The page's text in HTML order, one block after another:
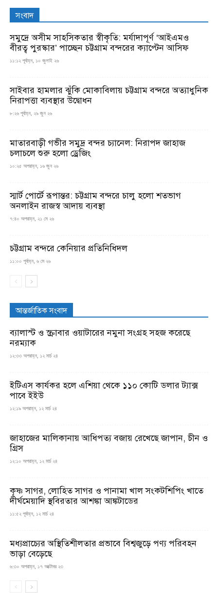
সংবাদ
সমুদ্রে অসীম সাহসিকতার স্বীকৃতি: মর্যাদাপূর্ণ ‘আইএমও
বীরত্ব পুরস্কার’ পাচ্ছেন চট্টগ্রাম বন্দরের ক্যাপ্টেন আসিফ
১১:১২ পূর্বাহ্ন, ১০ জুলাই ২৬
সাইবার হামলার ঝুঁকি মোকাবিলায় চট্টগ্রাম বন্দরে অত্যাধুনিক
নিরাপত্তা ব্যবস্থার উদ্বোধন
৮:২৬ পূর্বাহ্ন, ২৯ জুন ২৬
মাতারবাড়ী গভীর সমুদ্র বন্দর চ্যানেল: নিরাপদ জাহাজ
চলাচলে শুরু হলো ড্রেজিং
১০:২৫ অপরাহ্ন, ১৬ জুন ২৬
স্মার্ট পোর্টে রূপান্তর: চট্টগ্রাম বন্দরে চালু হলো শতভাগ
অনলাইন রাজস্ব আদায় ব্যবস্থা
৭:৪০ অপরাহ্ন, ২১ মে ২৬
চট্টগ্রাম বন্দরে কেনিয়ার প্রতিনিধিদল
১১:০০ পূর্বাহ্ন, ৬ মে ২৬
আন্তর্জাতিক সংবাদ
ব্যালাস্ট ও স্ক্রাবার ওয়াটারের নমুনা সংগ্রহ সহজ করেছে
নরম্যাক
১২:৩৩ অপরাহ্ন, ১২ মার্চ ২৪
ইটিএস কার্যকর হলে এশিয়া থেকে ১১০ কোটি ডলার ট্যাক্স
পাবে ইইউ
১২:১৯ অপরাহ্ন, ১২ মার্চ ২৪
জাহাজের মালিকানায় আধিপত্য বজায় রেখেছে জাপান, চীন ও
গ্রিস
১২:১০ অপরাহ্ন, ১২ মার্চ ২৪
কৃষ্ণ সাগর, লোহিত সাগর ও পানামা খাল সংকটশিপিং খাতে
দীর্ঘমেয়াদি স্থবিরতার আশঙ্কা আঙ্কটাডের
১১:৫২ পূর্বাহ্ন, ১২ মার্চ ২৪
মধ্যপ্রাচ্যের অস্থিতিশীলতার প্রভাবে বিশ্বজুড়ে পণ্য পরিবহন
ভাড়া বেড়েছে
৬:৩০ অপরাহ্ন, ১৭ অক্টোবর ২৩